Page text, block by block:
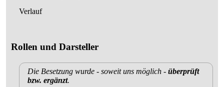
Verlauf
Rollen und Darsteller
Die Besetzung wurde - soweit uns möglich - überprüft
bzw. ergänzt.